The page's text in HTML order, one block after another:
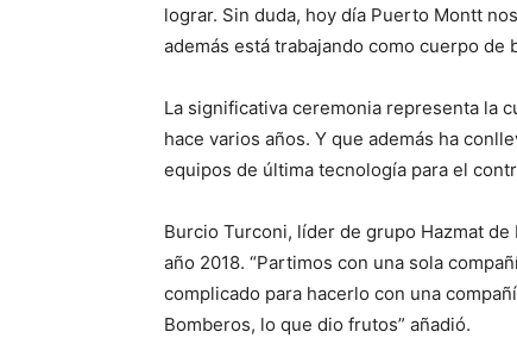
lograr. Sin duda, hoy día Puerto Montt
además está trabajando como cuerpo de
La significativa ceremonia representa la
hace varios años. Y que además ha
equipos de última tecnología para el
Burcio Turconi, líder de grupo Hazmat
año 2018. “Partimos con una sola
complicado para hacerlo con una
Bomberos, lo que dio frutos” añadió.